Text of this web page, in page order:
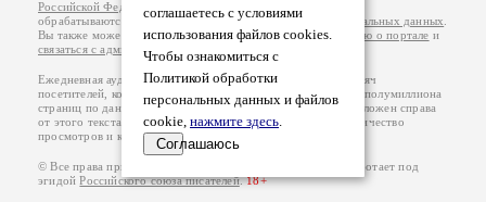
соглашаетесь с условиями
использования файлов cookies.
Чтобы ознакомиться с
Политикой обработки
персональных данных и файлов
cookie, нажмите здесь.
Соглашаюсь
Российской Федерации
обрабатываются на основанииПолитики обработки персональных данных
Вы также можете посмотреть более подробнуюинформацию о портале и
связаться с администрацией
Ежедневная аудитория портала Проза.ру – порядка 100 тысяч
посетителей, которые в общей сумме просматривают более полумиллиона
страниц по данным счетчика посещаемости, который расположен справа
от этого текста. В каждой графе указано по две цифры: количество
просмотров и количество посетителей.
© Все права принадлежат авторам, 2000-2026. Портал работает под
эгидойРоссийского союза писателей.18+